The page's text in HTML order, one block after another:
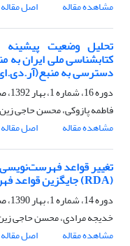
مشاهده مقاله اصل مقاله
تحلیل وضعیت پیشینه
کتابشناسی ملی ایران به
دسترسی به
دوره 16، شماره 1، بهار 1392، صفحه
فاطمه پازوکی، محسن حاجی
مشاهده مقاله
اصل مقاله
تغییر قواعد
(RDA) جایگزین قواعد فهرست‌نویسی انگلوامریکن
دوره 14، شماره 1، بهار 1390، صفحه
خدیجه مرادی، محسن حاجی زین
مشاهده مقاله
اصل مقاله